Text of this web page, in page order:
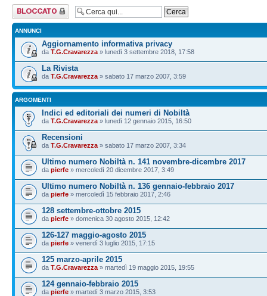
Forum bloccato
ANNUNCI
Aggiornamento informativa privacy
da T.G.Cravarezza » lunedì 3 settembre 2018, 17:58
La Rivista
da T.G.Cravarezza » sabato 17 marzo 2007, 3:59
ARGOMENTI
Indici ed editoriali dei numeri di Nobiltà
da T.G.Cravarezza » lunedì 12 gennaio 2015, 16:50
Recensioni
da T.G.Cravarezza » sabato 17 marzo 2007, 3:34
Ultimo numero Nobiltà n. 141 novembre-dicembre 2017
da pierfe » mercoledì 20 dicembre 2017, 3:49
Ultimo numero Nobiltà n. 136 gennaio-febbraio 2017
da pierfe » mercoledì 15 febbraio 2017, 2:46
128 settembre-ottobre 2015
da pierfe » domenica 30 agosto 2015, 12:42
126-127 maggio-agosto 2015
da pierfe » venerdì 3 luglio 2015, 17:15
125 marzo-aprile 2015
da T.G.Cravarezza » martedì 19 maggio 2015, 19:55
124 gennaio-febbraio 2015
da pierfe » martedì 3 marzo 2015, 3:53